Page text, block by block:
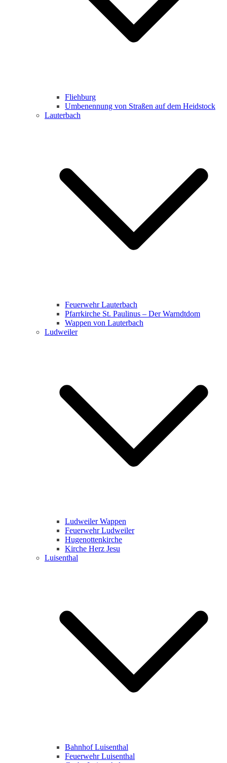
Fliehburg
Umbenennung von Straßen auf dem Heidstock
Lauterbach
Feuerwehr Lauterbach
Pfarrkirche St. Paulinus – Der Warndtdom
Wappen von Lauterbach
Ludweiler
Ludweiler Wappen
Feuerwehr Ludweiler
Hugenottenkirche
Kirche Herz Jesu
Luisenthal
Bahnhof Luisenthal
Feuerwehr Luisenthal